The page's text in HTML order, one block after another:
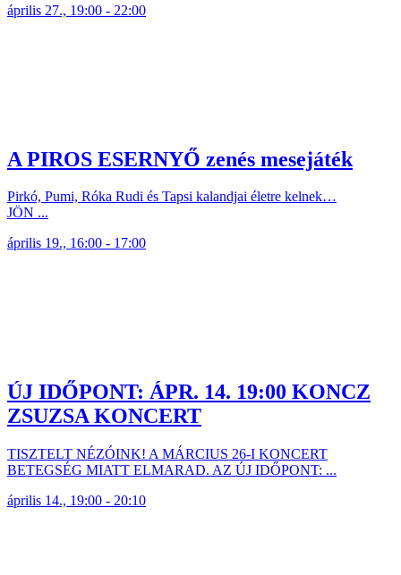
április 27., 19:00 - 22:00
A PIROS ESERNYŐ zenés mesejáték
Pirkó, Pumi, Róka Rudi és Tapsi kalandjai életre kelnek…
JÖN ...
április 19., 16:00 - 17:00
ÚJ IDŐPONT: ÁPR. 14. 19:00 KONCZ
ZSUZSA KONCERT
TISZTELT NÉZÓINK! A MÁRCIUS 26-I KONCERT
BETEGSÉG MIATT ELMARAD. AZ ÚJ IDŐPONT: ...
április 14., 19:00 - 20:10